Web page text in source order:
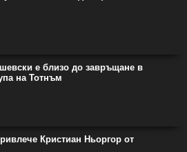
е близо до завръщане в
на Тотнъм
Кристиан Ньоргор от